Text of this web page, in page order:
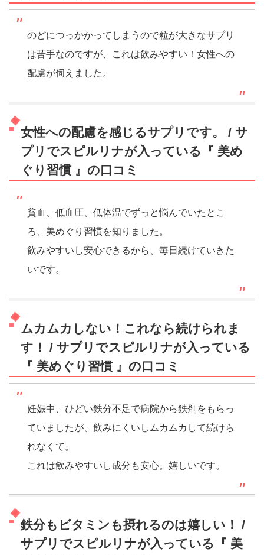
のどにつっかかってしまうので粒が大きなサプリ
は苦手なのですが、これは飲みやすい！女性への
配慮が伺えました。
女性への配慮を感じるサプリです。 / サ
プリでスピルリナが入っている『 美め
ぐり習慣 』の口コミ
貧血、低血圧、低体温でずっと悩んでいたとこ
ろ、美めぐり習慣を知りました。
飲みやすいし安心できるから、毎日続けていきた
いです。
ムカムカしない！これなら続けられま
す！ / サプリでスピルリナが入っている
『 美めぐり習慣 』の口コミ
妊娠中、ひどい鉄分不足で病院から鉄剤をもらっ
ていましたが、飲みにくいしムカムカして続けら
れなくて。
これは飲みやすいし成分も安心。嬉しいです。
鉄分もビタミンも摂れるのは嬉しい！ /
サプリでスピルリナが入っている『 美